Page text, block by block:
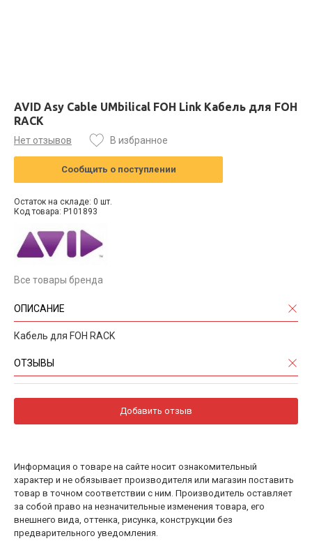
AVID Asy Cable UMbilical FOH Link Кабель для FOH
RACK
Нет отзывов В избранное
Сообщить о поступлении
Остаток на складе: 0 шт.
Код товара: P101893
Все товары бренда
ОПИСАНИЕ
Кабель для FOH RACK
ОТЗЫВЫ
Добавить отзыв
Информация о товаре на сайте носит ознакомительный
характер и не обязывает производителя или магазин поставить
товар в точном соответствии с ним. Производитель оставляет
за собой право на незначительные изменения товара, его
внешнего вида, оттенка, рисунка, конструкции без
предварительного уведомления.